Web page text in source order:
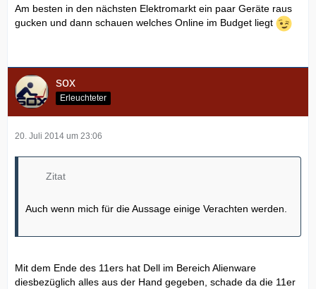
Am besten in den nächsten Elektromarkt ein paar Geräte raus
gucken und dann schauen welches Online im Budget liegt
sox
Erleuchteter
20. Juli 2014 um 23:06
Zitat
Auch wenn mich für die Aussage einige Verachten werden.
Mit dem Ende des 11ers hat Dell im Bereich Alienware
diesbezüglich alles aus der Hand gegeben, schade da die 11er